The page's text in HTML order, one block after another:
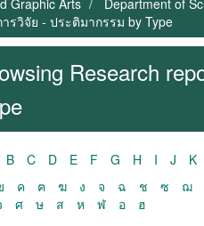
Graphic Arts Department of
รวิจัย - ประติมากรรม by Type
Research
B C D E F G H I J K
ค ฅ ฆ ง จ ฉ ช ซ ฌ
ศ ษ ส ห ฬ อ ฮ